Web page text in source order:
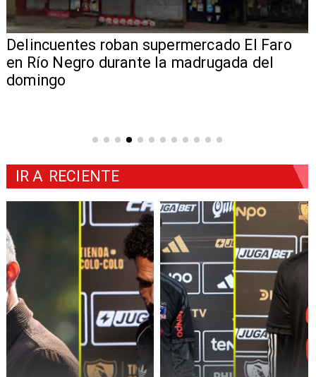
Delincuentes roban supermercado El Faro
en Río Negro durante la madrugada del
domingo
IR A RECIENTE